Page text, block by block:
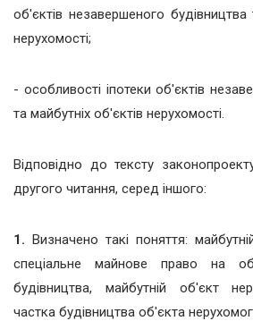
об'єктів незавершеного будівництва
нерухомості;
- особливості іпотеки об'єктів
та майбутніх об'єктів нерухомості.
Відповідно до тексту
другого читання, серед іншого:
1. Визначено такі поняття:
спеціальне майнове право на
будівництва, майбутній об'єкт
частка будівництва об'єкта